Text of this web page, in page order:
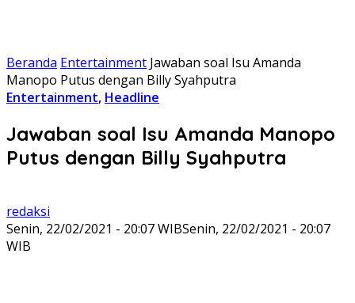
Beranda Entertainment Jawaban soal Isu Amanda
Manopo Putus dengan Billy Syahputra
Entertainment, Headline
Jawaban soal Isu Amanda Manopo
Putus dengan Billy Syahputra
redaksi
Senin, 22/02/2021 - 20:07 WIBSenin, 22/02/2021 - 20:07
WIB